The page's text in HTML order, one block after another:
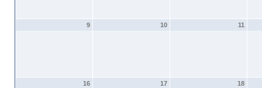
9 10 11
16 17 18